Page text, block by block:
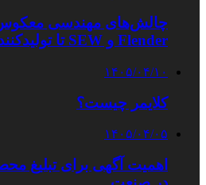
چالش‌های مهندسی معکوس
Flender و SEW تا تولیدکنندگان تخصصی ایرانی
۱۴۰۵/۰۴/۱۰
کلایمر چیست؟
۱۴۰۵/۰۴/۰۵
اهمیت آگهی برای تبلیغ